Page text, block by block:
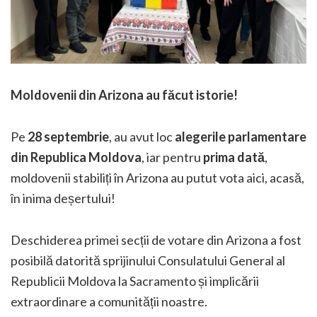
Moldovenii din Arizona au făcut istorie!
Pe 28 septembrie, au avut localegerile parlamentare
din Republica Moldova, iar pentru prima dată,
moldovenii stabiliți în Arizona au putut vota aici, acasă,
în inima deșertului!
Deschiderea primei secții de votare din Arizona a fost
posibilă datorită sprijinului Consulatului General al
Republicii Moldova la Sacramento și implicării
extraordinare a comunității noastre.